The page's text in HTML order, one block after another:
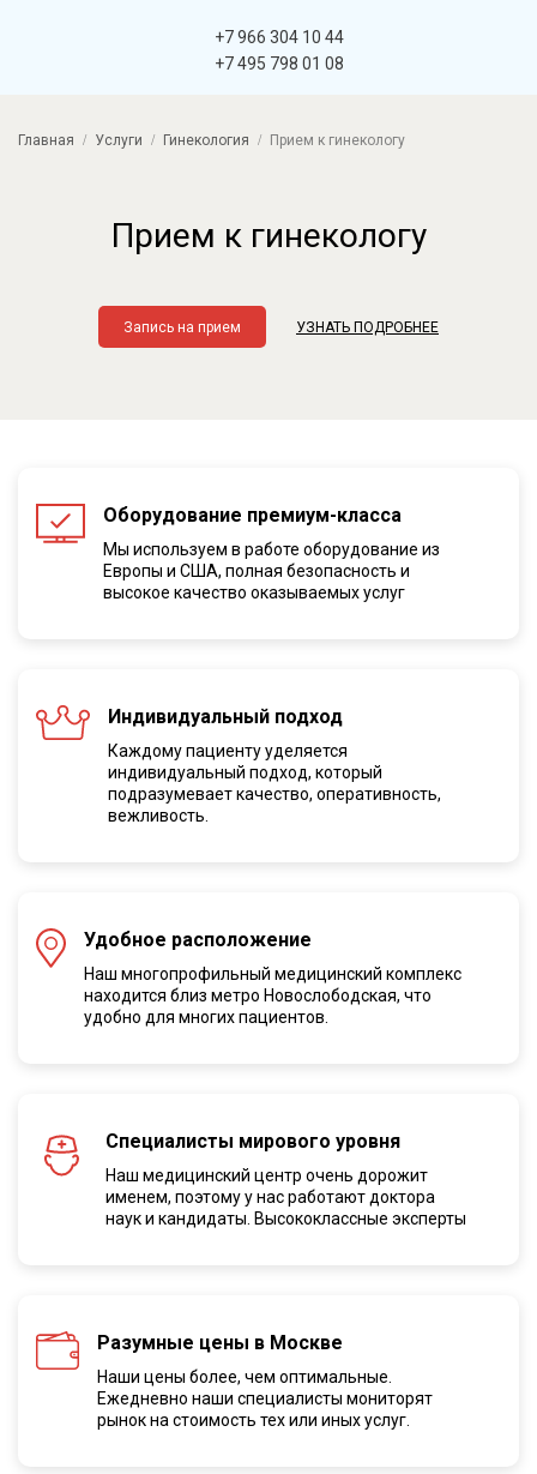
+7 966 304 10 44
+7 495 798 01 08
Главная Услуги Гинекология Прием к гинекологу
Прием к гинекологу
Запись на прием УЗНАТЬ ПОДРОБНЕЕ
Оборудование премиум-класса
Мы используем в работе оборудование из
Европы и США, полная безопасноcть и
высокое качество оказываемых услуг
Индивидуальный подход
Каждому пациенту уделяется
индивидуальный подход, который
подразумевает качество, оперативность,
вежливость.
Удобное расположение
Наш многопрофильный медицинский комплекс
находится близ метро Новослободская, что
удобно для многих пациентов.
Специалисты мирового уровня
Наш медицинский центр очень дорожит
именем, поэтому у нас работают доктора
наук и кандидаты. Высококлассные эксперты
Разумные цены в Москве
Наши цены более, чем оптимальные.
Ежедневно наши специалисты мониторят
рынок на стоимость тех или иных услуг.